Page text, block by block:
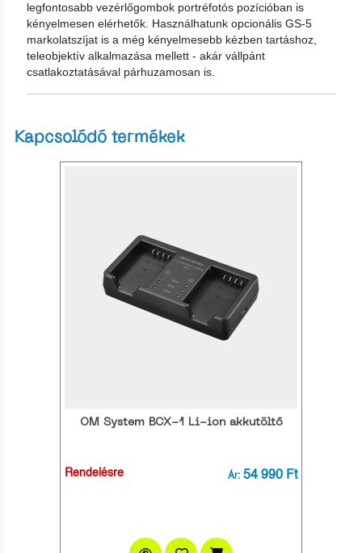
legfontosabb vezérlőgombok portréfotós pozícióban is
kényelmesen elérhetők. Használhatunk opcionális GS‑5
markolatszíjat is a még kényelmesebb kézben tartáshoz,
teleobjektív alkalmazása mellett ‑ akár vállpánt
csatlakoztatásával párhuzamosan is.
Kapcsolódó termékek
OM System BCX-1 Li-ion akkutöltő
Rendelésre Ár: 54 990 Ft